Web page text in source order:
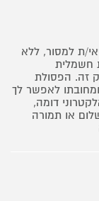
ת למסור, ללא
חשמלית
זה. הפסולת
לאפשר לך
דומה,
או תמורה